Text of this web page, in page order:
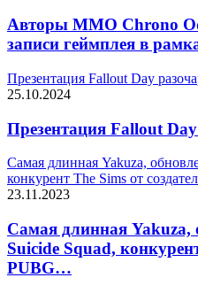
Авторы ММО Chrono
записи геймплея в
Презентация Fallout Day
25.10.2024
Презентация Fallout
Самая длинная Yakuza,
конкурент The Sims от
23.11.2023
Самая длинная Yakuza,
Suicide Squad,
PUBG…